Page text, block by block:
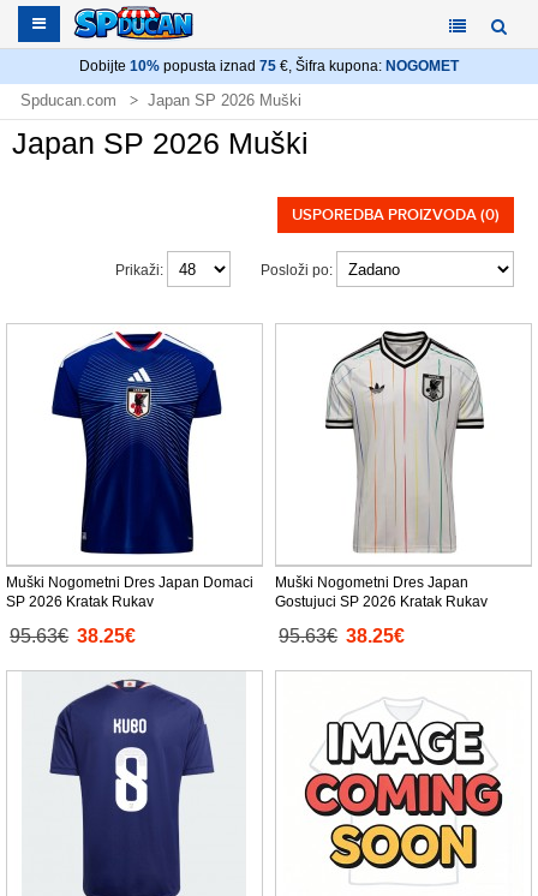
Dobijte 10% popusta iznad 75 €, Šifra kupona: NOGOMET
Spducan.com Japan SP 2026 Muški
Japan SP 2026 Muški
USPOREDBA PROIZVODA (0)
Posloži po:
Prikaži:
Muški Nogometni Dres Japan Domaci
SP 2026 Kratak Rukav
95.63€ 38.25€
Muški Nogometni Dres Japan
Gostujuci SP 2026 Kratak Rukav
95.63€ 38.25€